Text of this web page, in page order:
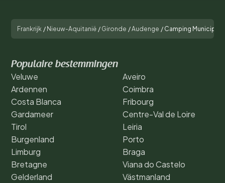
Frankrijk / Nieuw-Aquitanië / Gironde /Audenge / Camping Municipal
Populaire bestemmingen
Veluwe
Ardennen
Costa Blanca
Gardameer
Tirol
Burgenland
Limburg
Bretagne
Gelderland
Aveiro
Coimbra
Fribourg
Centre-Val de Loire
Leiria
Porto
Braga
Viana do Castelo
Västmanland